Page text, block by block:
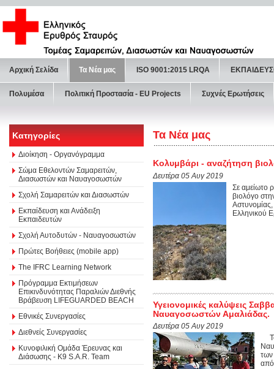
Αρχική Σελίδα Τα Νέα μας ISO 9001:2015 LRQA
Πολυμέσα Πολιτική Προστασία - ΕU Projects Συχνές Ερωτήσεις
Κατηγορίες
Διοίκηση - Οργανόγραμμα
Σώμα Εθελοντών Σαμαρειτών,
Διασωστών και Ναυαγοσωστών
Σχολή Σαμαρειτών και Διασωστών
Εκπαίδευση και Ανάδειξη
Εκπαιδευτών
Σχολή Αυτοδυτών - Ναυαγοσωστών
Πρώτες Βοήθειες (mobile app)
The IFRC Learning Network
Πρόγραμμα Εκτιμήσεων
Επικινδυνότητας Παραλιών Διεθνής
Βράβευση LIFEGUARDED BEACH
Εθνικές Συνεργασίες
Διεθνείς Συνεργασίες
Κυνοφιλική Ομάδα Έρευνας και
Διάσωσης - Κ9 S.A.R. Team
Τα Νέα μας
Κολυμβάρι - αναζήτηση
Δευτέρα 05 Αυγ 2019
Σε αμείωτο
βιολόγο
Ελληνικού
Υγειονομικές καλύψεις
Ναυαγοσωστών Αμαλιάδας.
Δευτέρα 05 Αυγ 2019
των